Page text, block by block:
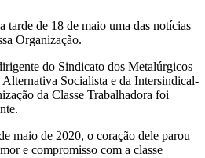
tarde de 18 de maio uma das notícias
Organização.
do Sindicato dos Metalúrgicos
Alternativa Socialista e da Intersindical-
da Classe Trabalhadora foi
maio de 2020, o coração dele parou
e compromisso com a classe